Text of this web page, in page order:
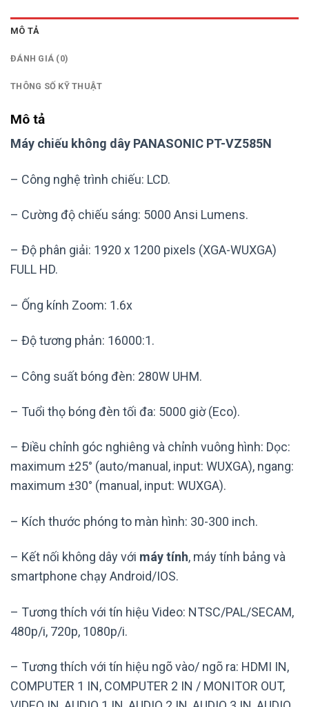
MÔ TẢ
ĐÁNH GIÁ (0)
THÔNG SỐ KỸ THUẬT
Mô tả
Máy chiếu không dây PANASONIC PT-VZ585N
– Công nghệ trình chiếu: LCD.
– Cường độ chiếu sáng: 5000 Ansi Lumens.
– Độ phân giải: 1920 x 1200 pixels (XGA-WUXGA)
FULL HD.
– Ống kính Zoom: 1.6x
– Độ tương phản: 16000:1.
– Công suất bóng đèn: 280W UHM.
– Tuổi thọ bóng đèn tối đa: 5000 giờ (Eco).
– Điều chỉnh góc nghiêng và chỉnh vuông hình: Dọc:
maximum ±25° (auto/manual, input: WUXGA), ngang:
maximum ±30° (manual, input: WUXGA).
– Kích thước phóng to màn hình: 30-300 inch.
– Kết nối không dây với máy tính, máy tính bảng và
smartphone chạy Android/IOS.
– Tương thích với tín hiệu Video: NTSC/PAL/SECAM,
480p/i, 720p, 1080p/i.
– Tương thích với tín hiệu ngõ vào/ ngõ ra: HDMI IN,
COMPUTER 1 IN, COMPUTER 2 IN / MONITOR OUT,